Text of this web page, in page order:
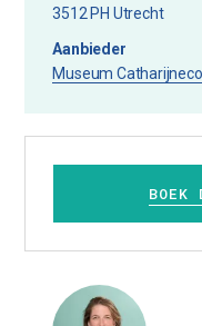
3512 PH Utrecht
Aanbieder
Museum
BOEK